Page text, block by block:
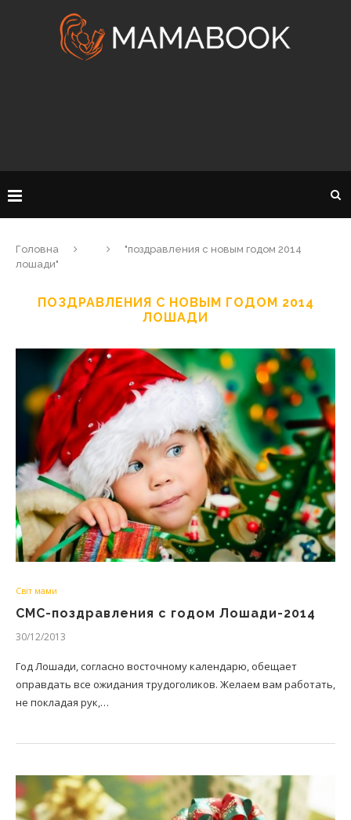
Головна
"поздравления с новым годом 2014
лошади"
ПОЗДРАВЛЕНИЯ С НОВЫМ ГОДОМ 2014
ЛОШАДИ
Світ мами
СМС-поздравления с годом Лошади-2014
30/12/2013
Год Лошади, согласно восточному календарю, обещает
оправдать все ожидания трудоголиков. Желаем вам работать,
не покладая рук,…